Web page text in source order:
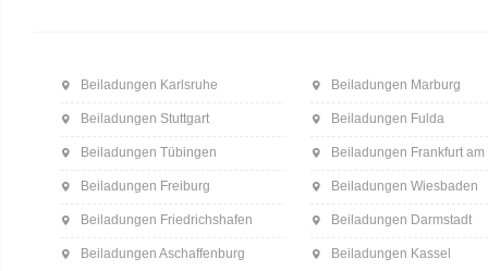
Beiladungen Karlsruhe
Beiladungen Stuttgart
Beiladungen Tübingen
Beiladungen Freiburg
Beiladungen Friedrichshafen
Beiladungen Aschaffenburg
Beiladungen Marburg
Beiladungen Fulda
Beiladungen Frankfurt am
Beiladungen Wiesbaden
Beiladungen Darmstadt
Beiladungen Kassel